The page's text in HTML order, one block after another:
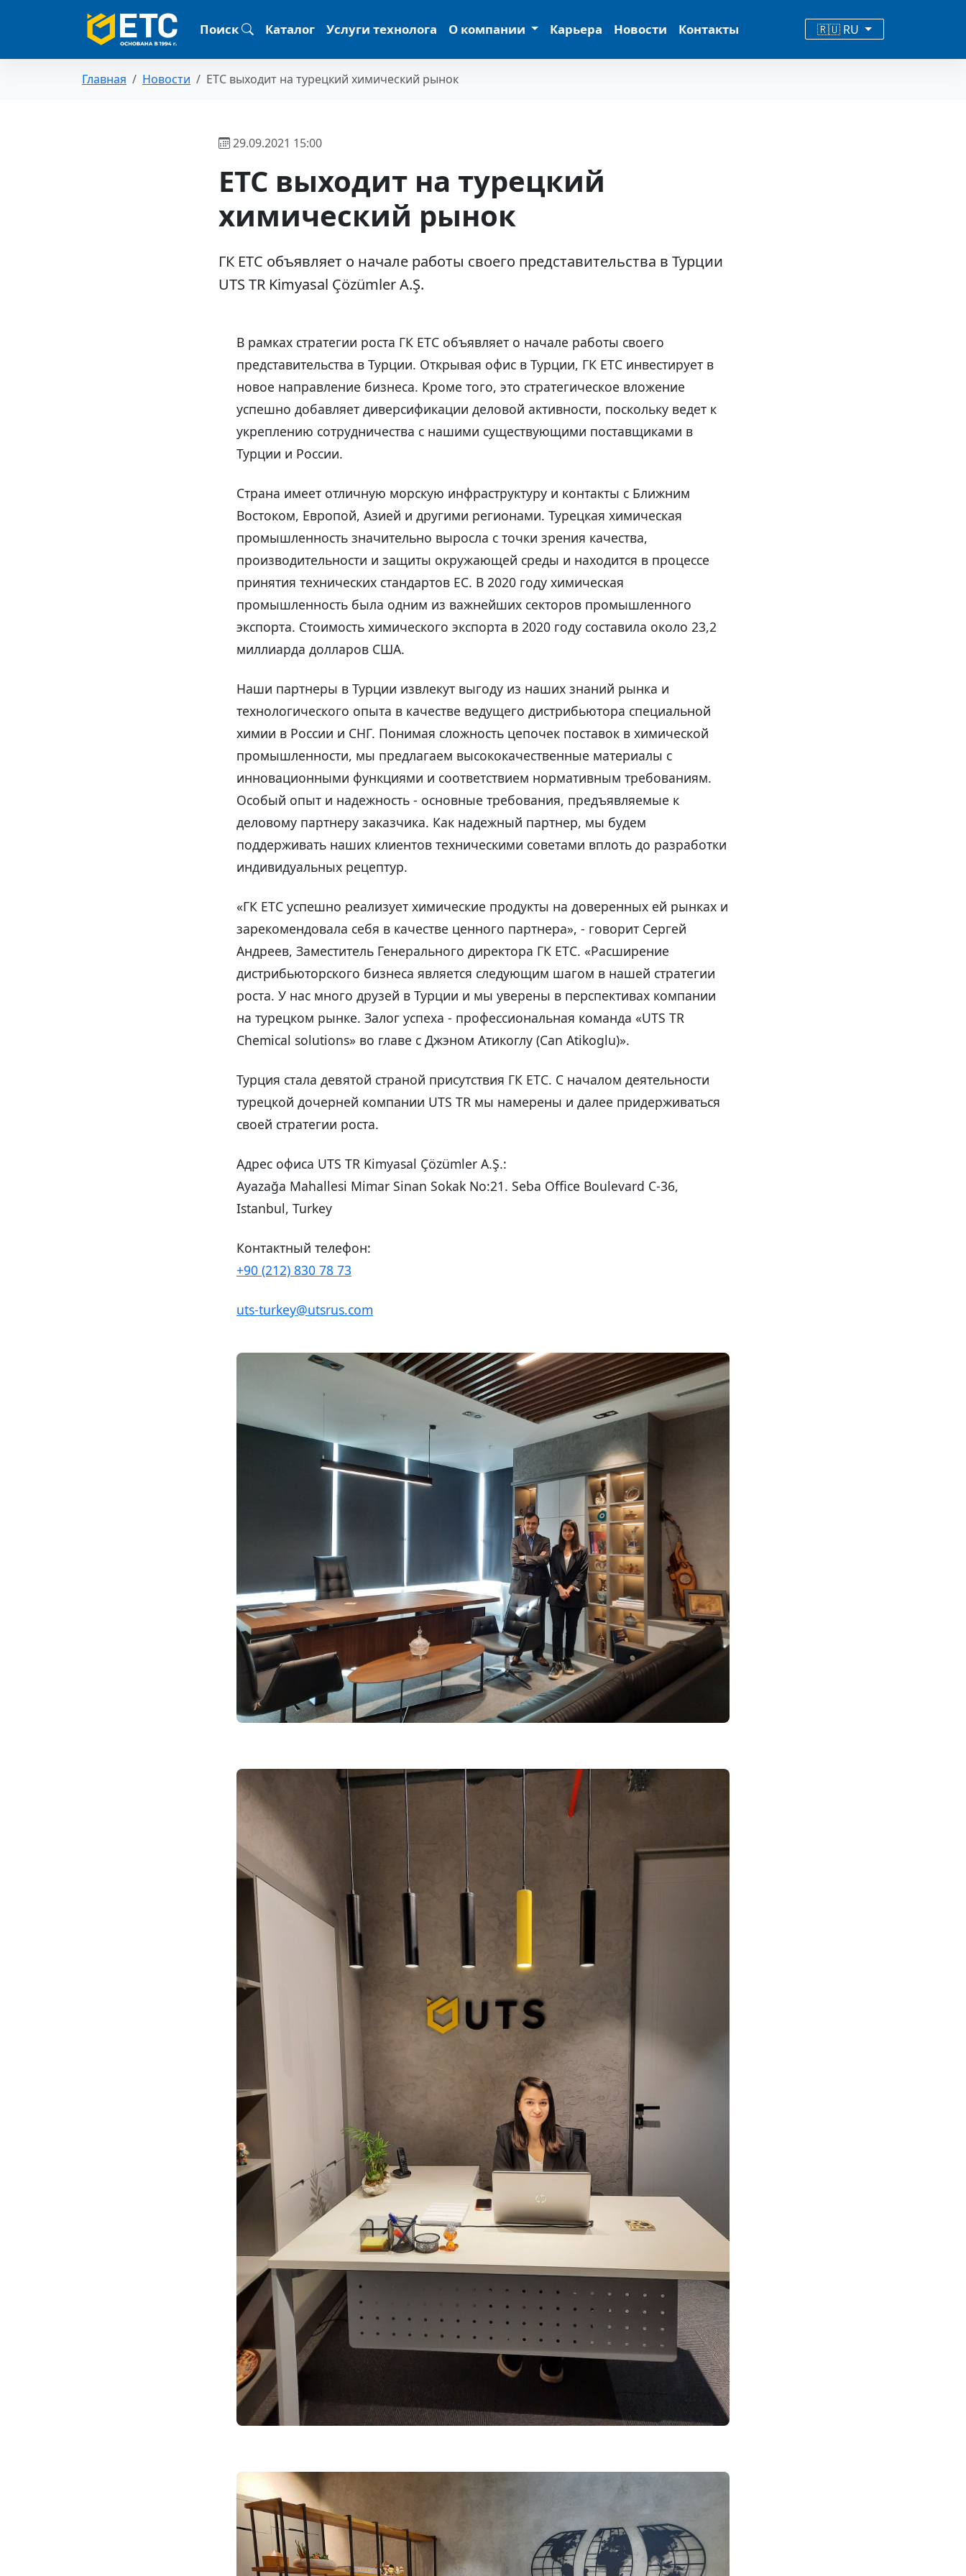
Поиск Каталог Услуги технолога О компании Карьера Новости Контакты 🇷🇺 RU
Главная Новости ЕТС выходит на турецкий химический рынок
29.09.2021 15:00
ЕТС выходит на турецкий
химический рынок
ГК ЕТС объявляет о начале работы своего представительства в Турции
UTS TR Kimyasal Çözümler A.Ş.
В рамках стратегии роста ГК ЕТС объявляет о начале работы своего
представительства в Турции. Открывая офис в Турции, ГК ЕТС инвестирует в
новое направление бизнеса. Кроме того, это стратегическое вложение
успешно добавляет диверсификации деловой активности, поскольку ведет к
укреплению сотрудничества с нашими существующими поставщиками в
Турции и России.
Страна имеет отличную морскую инфраструктуру и контакты с Ближним
Востоком, Европой, Азией и другими регионами. Турецкая химическая
промышленность значительно выросла с точки зрения качества,
производительности и защиты окружающей среды и находится в процессе
принятия технических стандартов ЕС. В 2020 году химическая
промышленность была одним из важнейших секторов промышленного
экспорта. Стоимость химического экспорта в 2020 году составила около 23,2
миллиарда долларов США.
Наши партнеры в Турции извлекут выгоду из наших знаний рынка и
технологического опыта в качестве ведущего дистрибьютора специальной
химии в России и СНГ. Понимая сложность цепочек поставок в химической
промышленности, мы предлагаем высококачественные материалы с
инновационными функциями и соответствием нормативным требованиям.
Особый опыт и надежность - основные требования, предъявляемые к
деловому партнеру заказчика. Как надежный партнер, мы будем
поддерживать наших клиентов техническими советами вплоть до разработки
индивидуальных рецептур.
«ГК ЕТС успешно реализует химические продукты на доверенных ей рынках и
зарекомендовала себя в качестве ценного партнера», - говорит Сергей
Андреев, Заместитель Генерального директора ГК ЕТС. «Расширение
дистрибьюторского бизнеса является следующим шагом в нашей стратегии
роста. У нас много друзей в Турции и мы уверены в перспективах компании
на турецком рынке. Залог успеха - профессиональная команда «UTS TR
Chemical solutions» во главе с Джэном Атикоглу (Can Atikoglu)».
Турция стала девятой страной присутствия ГК ЕТС. С началом деятельности
турецкой дочерней компании UTS TR мы намерены и далее придерживаться
своей стратегии роста.
Адрес офиса UTS TR Kimyasal Çözümler A.Ş.:
Ayazağa Mahallesi Mimar Sinan Sokak No:21. Seba Office Boulevard C-36,
Istanbul, Turkey
Контактный телефон:
+90 (212) 830 78 73
uts-turkey@utsrus.com